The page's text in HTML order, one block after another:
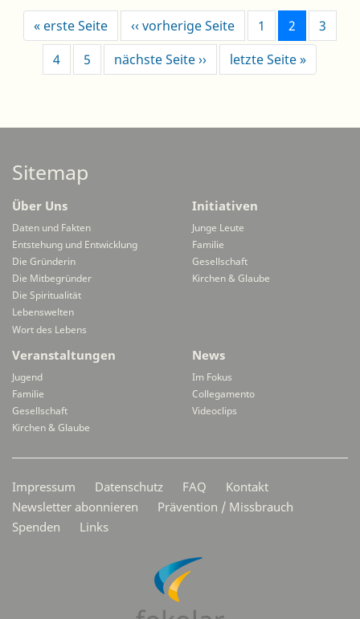
Seitennummerierung
« erste SeiteErste Seite
‹‹ vorherige SeiteVorherige Seite
1 2
3
4
5 nächste Seite ››Nächste Seite
letzte Seite »Letzte
Sitemap
Über Uns
Daten und Fakten
Entstehung und Entwicklung
Die Gründerin
Die Mitbegründer
Die Spiritualität
Lebenswelten
Wort des Lebens
Initiativen
Junge Leute
Familie
Gesellschaft
Kirchen & Glaube
Veranstaltungen
Jugend
Familie
Gesellschaft
Kirchen & Glaube
News
Im Fokus
Collegamento
Videoclips
Impressum Datenschutz FAQ
Kontakt
Newsletter abonnieren
Prävention / Missbrauch
Spenden
Links